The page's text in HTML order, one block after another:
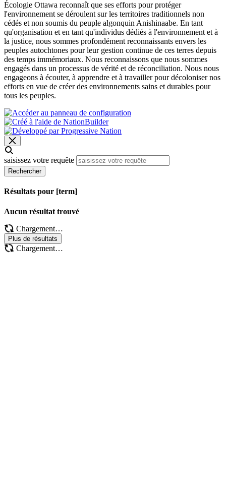
Écologie Ottawa reconnaît que ses efforts pour protéger
l'environnement se déroulent sur les territoires traditionnels non
cédés et non soumis du peuple algonquin Anishinaabe. En tant
qu'organisation et en tant qu'individus dédiés à l'environnement et à
la justice, nous sommes profondément reconnaissants envers les
peuples autochtones pour leur gestion continue de ces terres depuis
des temps immémoriaux. Nous reconnaissons que nous sommes
engagés dans un processus de vérité et de réconciliation. Nous nous
engageons à écouter, à apprendre et à travailler pour décoloniser nos
efforts en vue de créer des environnements sains et durables pour
tous les peuples.
saisissez votre requête
Rechercher
Résultats pour [term]
Aucun résultat trouvé
Chargement…
Plus de résultats
Chargement…